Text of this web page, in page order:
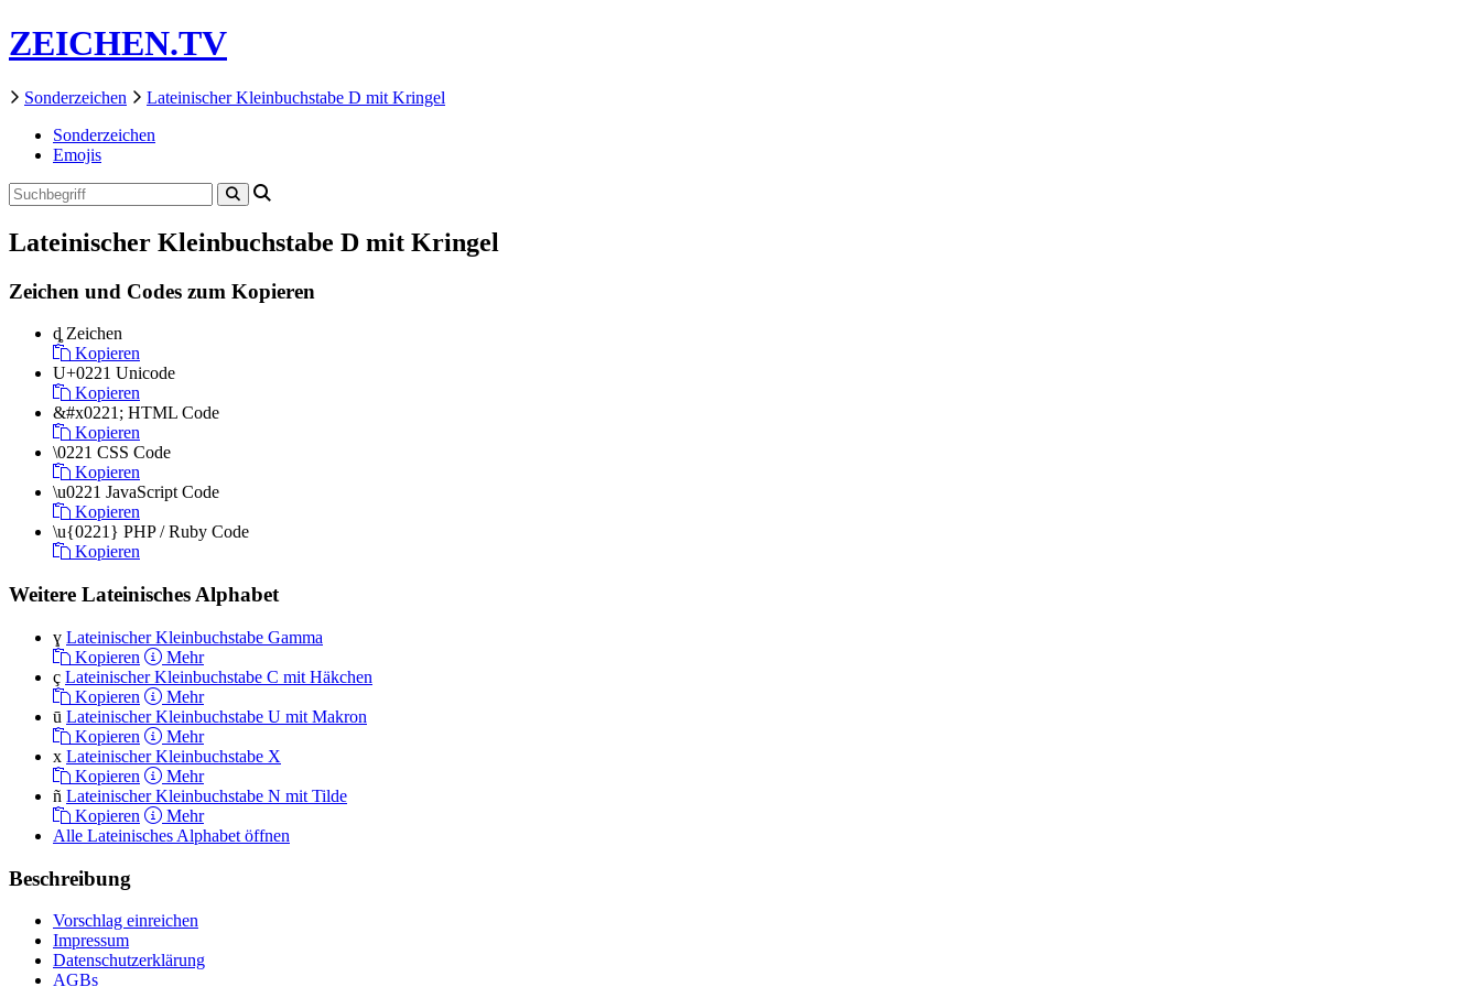
ZEICHEN.TV
Sonderzeichen
Lateinischer Kleinbuchstabe D mit Kringel
Sonderzeichen
Emojis
Lateinischer Kleinbuchstabe D mit Kringel
Zeichen und Codes zum Kopieren
ȡ Zeichen
Kopieren
U+0221 Unicode
Kopieren
&#x0221; HTML Code
Kopieren
\0221 CSS Code
Kopieren
\u0221 JavaScript Code
Kopieren
\u{0221} PHP / Ruby Code
Kopieren
Weitere Lateinisches Alphabet
ɣ Lateinischer Kleinbuchstabe Gamma
Kopieren
Mehr
ç Lateinischer Kleinbuchstabe C mit Häkchen
Kopieren
Mehr
ū Lateinischer Kleinbuchstabe U mit Makron
Kopieren
Mehr
x Lateinischer Kleinbuchstabe X
Kopieren
Mehr
ñ Lateinischer Kleinbuchstabe N mit Tilde
Kopieren
Mehr
Alle Lateinisches Alphabet öffnen
Beschreibung
Vorschlag einreichen
Impressum
Datenschutzerklärung
AGBs